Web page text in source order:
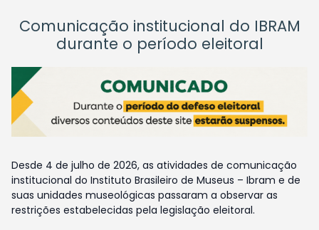
Comunicação institucional do IBRAM
durante o período eleitoral
Desde 4 de julho de 2026, as atividades de comunicação
institucional do Instituto Brasileiro de Museus – Ibram e de
suas unidades museológicas passaram a observar as
restrições estabelecidas pela legislação eleitoral.